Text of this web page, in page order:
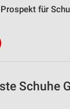
für
Schuhe